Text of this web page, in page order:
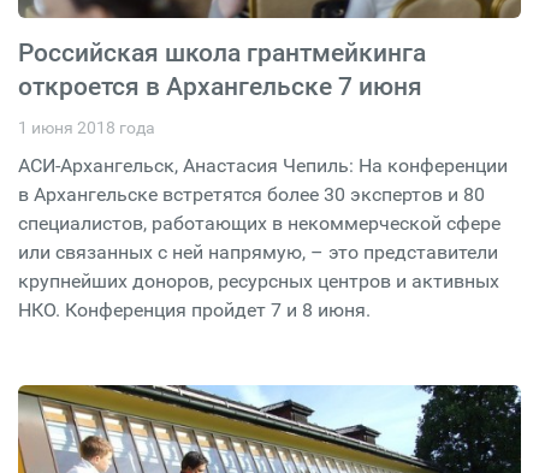
Российская школа грантмейкинга
откроется в Архангельске 7 июня
1 июня 2018 года
АСИ-Архангельск, Анастасия Чепиль: На конференции
в Архангельске встретятся более 30 экспертов и 80
специалистов, работающих в некоммерческой сфере
или связанных с ней напрямую, – это представители
крупнейших доноров, ресурсных центров и активных
НКО. Конференция пройдет 7 и 8 июня.